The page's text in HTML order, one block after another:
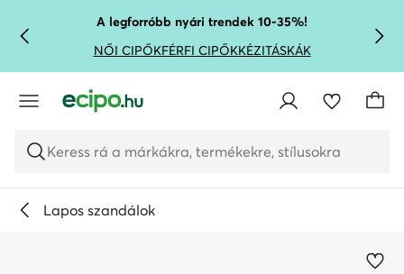
UGRÁS A FŐ TARTALOMRA
UGRÁS A KERESÉSHEZA legforróbb nyári trendek 10-35%!
NŐI CIPŐKFÉRFI CIPŐKKÉZITÁSKÁK
Keress rá a márkákra, termékekre, stílusokra
Lapos szandálok